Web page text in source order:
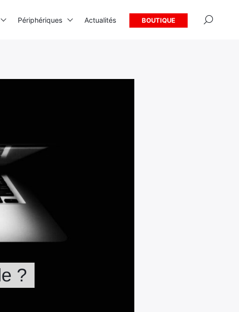
?
PC portable bureautique
Périphériques Actualités BOUTIQUE